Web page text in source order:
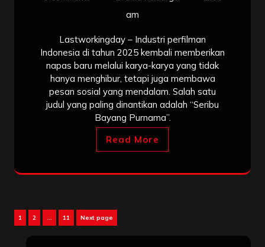
am
Lastworkingday – Industri perfilman
Indonesia di tahun 2025 kembali memberikan
napas baru melalui karya-karya yang tidak
hanya menghibur, tetapi juga membawa
pesan sosial yang mendalam. Salah satu
judul yang paling dinantikan adalah “Seribu
Bayang Purnama”.
Read More
Posts
Page
1 Page
2 … Page
11 Next page